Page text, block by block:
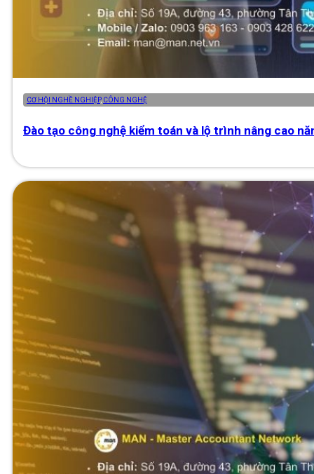
CƠ HỘI NGHỀ NGHIỆP, CÔNG NGHỆ
Đào tạo công nghệ kiểm toán và lộ trình nâng cao